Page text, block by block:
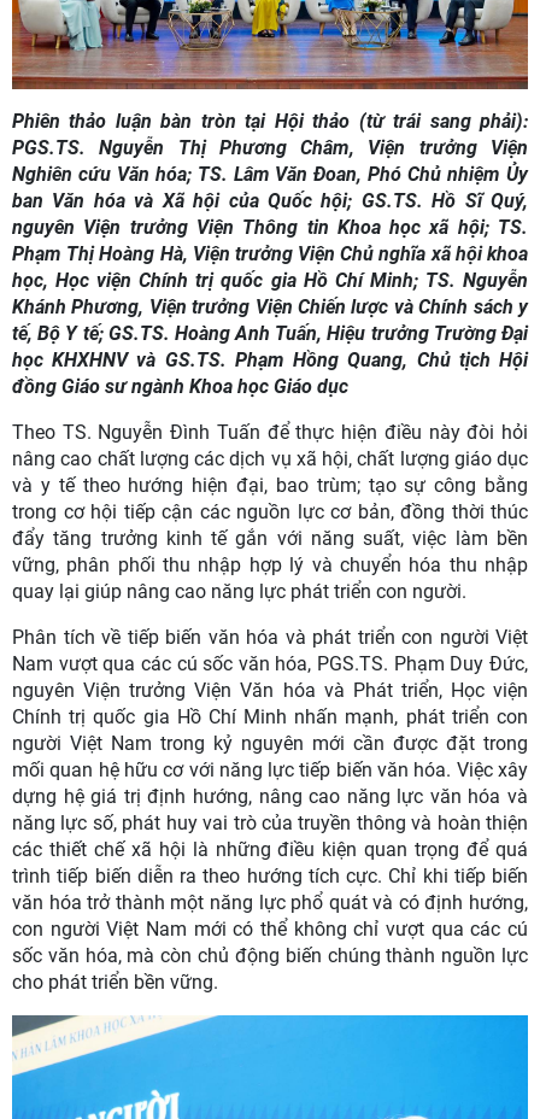
Phiên thảo luận bàn tròn tại Hội thảo (từ trái sang phải):
PGS.TS. Nguyễn Thị Phương Châm, Viện trưởng Viện
Nghiên cứu Văn hóa; TS. Lâm Văn Đoan, Phó Chủ nhiệm Ủy
ban Văn hóa và Xã hội của Quốc hội; GS.TS. Hồ Sĩ Quý,
nguyên Viện trưởng Viện Thông tin Khoa học xã hội; TS.
Phạm Thị Hoàng Hà, Viện trưởng Viện Chủ nghĩa xã hội khoa
học, Học viện Chính trị quốc gia Hồ Chí Minh; TS. Nguyễn
Khánh Phương, Viện trưởng Viện Chiến lược và Chính sách y
tế, Bộ Y tế; GS.TS. Hoàng Anh Tuấn, Hiệu trưởng Trường Đại
học KHXHNV và GS.TS. Phạm Hồng Quang, Chủ tịch Hội
đồng Giáo sư ngành Khoa học Giáo dục
Theo TS. Nguyễn Đình Tuấn để thực hiện điều này đòi hỏi
nâng cao chất lượng các dịch vụ xã hội, chất lượng giáo dục
và y tế theo hướng hiện đại, bao trùm; tạo sự công bằng
trong cơ hội tiếp cận các nguồn lực cơ bản, đồng thời thúc
đẩy tăng trưởng kinh tế gắn với năng suất, việc làm bền
vững, phân phối thu nhập hợp lý và chuyển hóa thu nhập
quay lại giúp nâng cao năng lực phát triển con người.
Phân tích về tiếp biến văn hóa và phát triển con người Việt
Nam vượt qua các cú sốc văn hóa, PGS.TS. Phạm Duy Đức,
nguyên Viện trưởng Viện Văn hóa và Phát triển, Học viện
Chính trị quốc gia Hồ Chí Minh nhấn mạnh, phát triển con
người Việt Nam trong kỷ nguyên mới cần được đặt trong
mối quan hệ hữu cơ với năng lực tiếp biến văn hóa. Việc xây
dựng hệ giá trị định hướng, nâng cao năng lực văn hóa và
năng lực số, phát huy vai trò của truyền thông và hoàn thiện
các thiết chế xã hội là những điều kiện quan trọng để quá
trình tiếp biến diễn ra theo hướng tích cực. Chỉ khi tiếp biến
văn hóa trở thành một năng lực phổ quát và có định hướng,
con người Việt Nam mới có thể không chỉ vượt qua các cú
sốc văn hóa, mà còn chủ động biến chúng thành nguồn lực
cho phát triển bền vững.